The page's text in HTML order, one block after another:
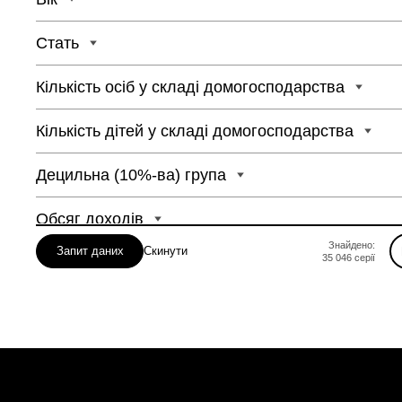
Стать
Кількість осіб у складі домогосподарства
Кількість дітей у складі домогосподарства
Децильна (10%-ва) група
Обсяг доходів
Тип доходу
Період часу 01.01.2019 -
Запит даних Скинути
Знайдено:
35 046 серії